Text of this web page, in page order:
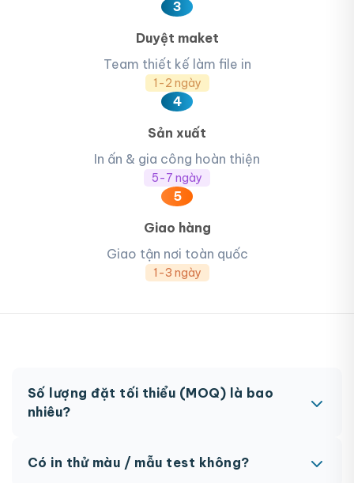
3
Duyệt maket
Team thiết kế làm file in
1-2 ngày
4
Sản xuất
In ấn & gia công hoàn thiện
5-7 ngày
5
Giao hàng
Giao tận nơi toàn quốc
1-3 ngày
Số lượng đặt tối thiểu (MOQ) là bao
nhiêu?
đặc biệt có thể có MOQ khác nhau.
Có in thử màu / mẫu test không?